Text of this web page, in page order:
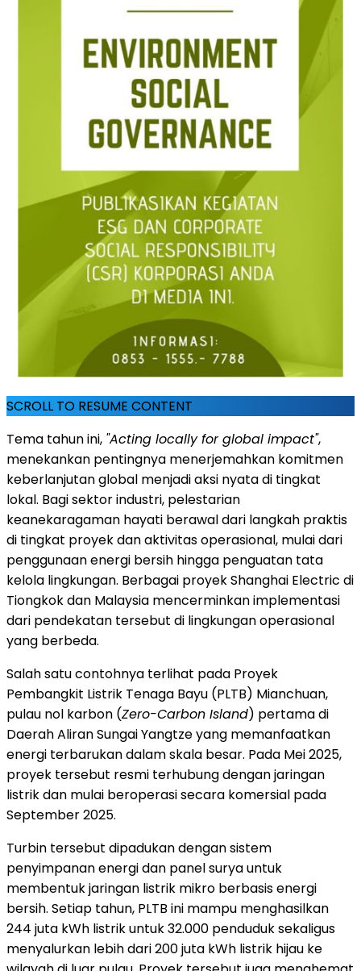
SCROLL TO RESUME CONTENT
Tema tahun ini, "Acting locally for global impact",
menekankan pentingnya menerjemahkan komitmen
keberlanjutan global menjadi aksi nyata di tingkat
lokal. Bagi sektor industri, pelestarian
keanekaragaman hayati berawal dari langkah praktis
di tingkat proyek dan aktivitas operasional, mulai dari
penggunaan energi bersih hingga penguatan tata
kelola lingkungan. Berbagai proyek Shanghai Electric di
Tiongkok dan Malaysia mencerminkan implementasi
dari pendekatan tersebut di lingkungan operasional
yang berbeda.
Salah satu contohnya terlihat pada Proyek
Pembangkit Listrik Tenaga Bayu (PLTB) Mianchuan,
pulau nol karbon (Zero-Carbon Island) pertama di
Daerah Aliran Sungai Yangtze yang memanfaatkan
energi terbarukan dalam skala besar. Pada Mei 2025,
proyek tersebut resmi terhubung dengan jaringan
listrik dan mulai beroperasi secara komersial pada
September 2025.
Turbin tersebut dipadukan dengan sistem
penyimpanan energi dan panel surya untuk
membentuk jaringan listrik mikro berbasis energi
bersih. Setiap tahun, PLTB ini mampu menghasilkan
244 juta kWh listrik untuk 32.000 penduduk sekaligus
menyalurkan lebih dari 200 juta kWh listrik hijau ke